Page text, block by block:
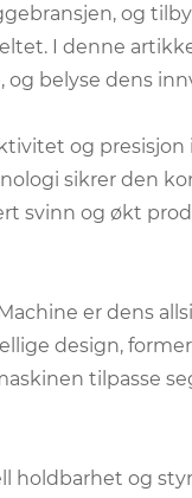
og
I denne
belyse dens
og presisjon
sikrer den
svinn og økt
er dens
design,
tilpasse
holdbarhet og